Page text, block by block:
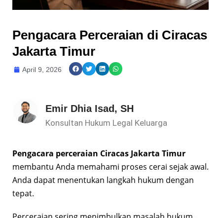
Pengacara Perceraian di Ciracas
Jakarta Timur
April 9, 2026
Emir Dhia Isad, SH
Konsultan Hukum Legal Keluarga
Pengacara perceraian Ciracas Jakarta Timur
membantu Anda memahami proses cerai sejak awal.
Anda dapat menentukan langkah hukum dengan
tepat.